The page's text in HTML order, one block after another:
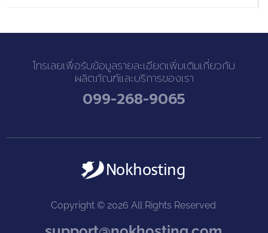
โทรเลยเพื่อรับข้อมูลรายละเอียดเพิ่มเติมเกี่ยวกับ
ผลิตภัณฑ์และบริการของเรา
099-268-9065
Copyright © 2026 All Rights Reserved